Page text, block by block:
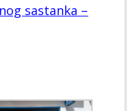
sastanka –